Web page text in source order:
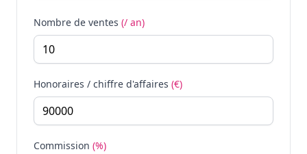
Nombre de ventes (/ an)
Honoraires / chiffre d'affaires (€)
Commission (%)